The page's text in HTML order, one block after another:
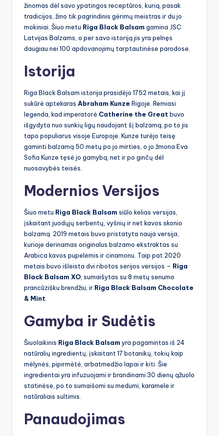
žinomas dėl savo ypatingos receptūros, kurią, pasak
tradicijos, žino tik pagrindinis gėrimų meistras ir du jo
mokiniai. Šiuo metu Riga Black Balsam gamina JSC
Latvijas Balzams, o per savo istoriją jis yra pelnęs
daugiau nei 100 apdovanojimų tarptautinėse parodose.
Istorija
Riga Black Balsam istorija prasidėjo 1752 metais, kai jį
sukūrė aptekaras Abraham Kunze Rigoje. Remiasi
legenda, kad imperatorė Catherine the Great buvo
išgydyta nuo sunkių ligų naudojant šį balzamą, po to jis
tapo populiarus visoje Europoje. Kunze turėjo teisę
gaminti balzamą 50 metų po jo mirties, o jo žmona Eva
Sofia Kunze tęsė jo gamybą, net ir po ginčų dėl
nuosavybės teisės.
Modernios Versijos
Šiuo metu Riga Black Balsam siūlo kelias versijas,
įskaitant juodųjų serbentų, vyšnių ir net kavos skonio
balzamą. 2019 metais buvo pristatyta nauja versija,
kurioje derinamas originalus balzamo ekstraktas su
Arabica kavos pupelėmis ir cinamonu. Taip pat 2020
metais buvo išleista dvi ribotos serijos versijos – Riga
Black Balsam XO , sumaišytas su 8 metų senumo
prancūzišku brendžiu, ir Riga Black Balsam Chocolate
& Mint
Gamyba ir Sudėtis
Šiuolaikinis Riga Black Balsam yra pagamintas iš 24
natūralių ingredientų, įskaitant 17 botanikų, tokių kaip
mėlynės, pipirmėtė, arbatmedžio lapai ir kiti. Šie
ingredientai yra infuzuojami ir brandinami 30 dienų ąžuolo
statinėse, po to sumaišomi su medumi, karamele ir
natūraliais sultimis.
Panaudojimas